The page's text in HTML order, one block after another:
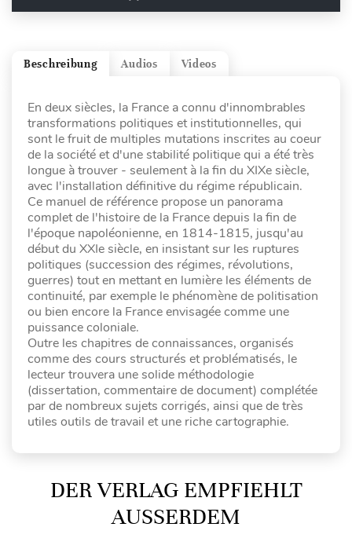
Videos
Audios
Beschreibung
En deux siècles, la France a connu d'innombrables
transformations politiques et institutionnelles, qui
sont le fruit de multiples mutations inscrites au coeur
de la société et d'une stabilité politique qui a été très
longue à trouver - seulement à la fin du XIXe siècle,
avec l'installation définitive du régime républicain.
Ce manuel de référence propose un panorama
complet de l'histoire de la France depuis la fin de
l'époque napoléonienne, en 1814-1815, jusqu'au
début du XXIe siècle, en insistant sur les ruptures
politiques (succession des régimes, révolutions,
guerres) tout en mettant en lumière les éléments de
continuité, par exemple le phénomène de politisation
ou bien encore la France envisagée comme une
puissance coloniale.
Outre les chapitres de connaissances, organisés
comme des cours structurés et problématisés, le
lecteur trouvera une solide méthodologie
(dissertation, commentaire de document) complétée
par de nombreux sujets corrigés, ainsi que de très
utiles outils de travail et une riche cartographie.
DER VERLAG EMPFIEHLT
AUSSERDEM